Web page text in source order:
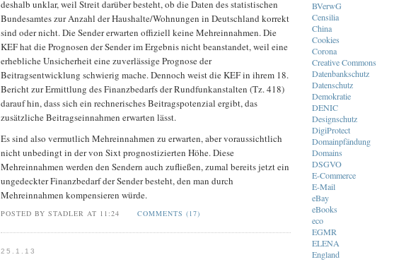
deshalb unklar, weil Streit darüber besteht, ob die Daten des statistischen
Bundesamtes zur Anzahl der Haushalte/Wohnungen in Deutschland korrekt
sind oder nicht. Die Sender erwarten offiziell keine Mehreinnahmen. Die
KEF hat die Prognosen der Sender im Ergebnis nicht beanstandet, weil eine
erhebliche Unsicherheit eine zuverlässige Prognose der
Beitragsentwicklung schwierig mache. Dennoch weist die KEF in ihrem 18.
Bericht zur Ermittlung des Finanzbedarfs der Rundfunkanstalten (Tz. 418)
darauf hin, dass sich ein rechnerisches Beitragspotenzial ergibt, das
zusätzliche Beitragseinnahmen erwarten lässt.
Es sind also vermutlich Mehreinnahmen zu erwarten, aber voraussichtlich
nicht unbedingt in der von Sixt prognostizierten Höhe. Diese
Mehreinnahmen werden den Sendern auch zufließen, zumal bereits jetzt ein
ungedeckter Finanzbedarf der Sender besteht, den man durch
Mehreinnahmen kompensieren würde.
POSTED BY STADLER AT 11:24 COMMENTS (17)
25.1.13
BVerwG
Censilia
China
Cookies
Corona
Creative Commons
Datenbankschutz
Datenschutz
Demokratie
DENIC
Designschutz
DigiProtect
Domainpfändung
Domains
DSGVO
E-Commerce
E-Mail
eBay
eBooks
eco
EGMR
ELENA
England